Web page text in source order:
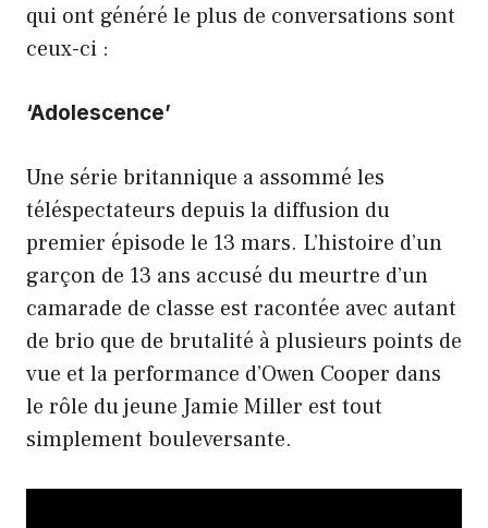
qui ont généré le plus de conversations sont
ceux-ci :
‘Adolescence’
Une série britannique a assommé les
téléspectateurs depuis la diffusion du
premier épisode le 13 mars. L’histoire d’un
garçon de 13 ans accusé du meurtre d’un
camarade de classe est racontée avec autant
de brio que de brutalité à plusieurs points de
vue et la performance d’Owen Cooper dans
le rôle du jeune Jamie Miller est tout
simplement bouleversante.